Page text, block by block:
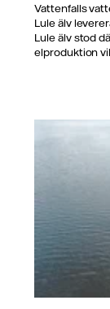
Vattenfalls
Lule älv
Lule älv stod
elproduktion